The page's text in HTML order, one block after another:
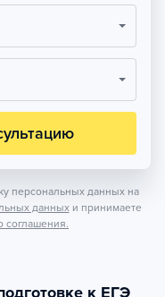
персональных данных на
данных и принимаете
соглашения.
к ЕГЭ